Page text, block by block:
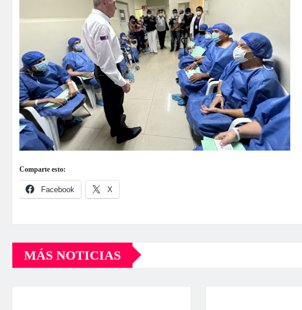
Comparte esto:
Facebook X
MÁS NOTICIAS